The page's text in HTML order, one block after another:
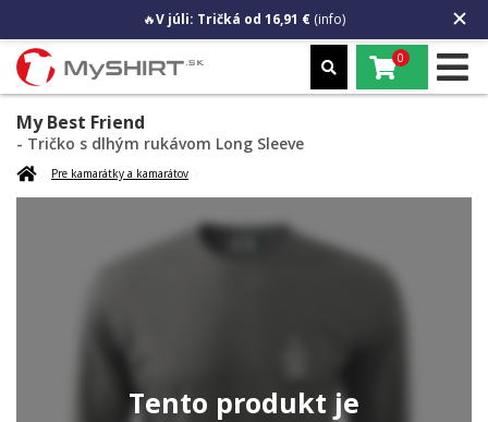
🔥V júli: Tričká od 16,91 € (info)
0
My Best Friend
- Tričko s dlhým rukávom Long Sleeve
Pre kamarátky a kamarátov
Tento produkt je